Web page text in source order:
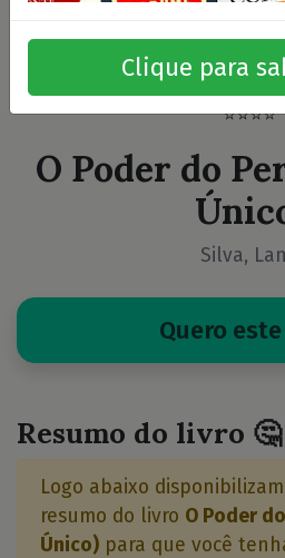
⭐⭐⭐⭐
O Poder do
Silva,
Quero
Resumo do livro 🤔
Logo abaixo
resumo do livro O Poder
Único) para que você
Clique para